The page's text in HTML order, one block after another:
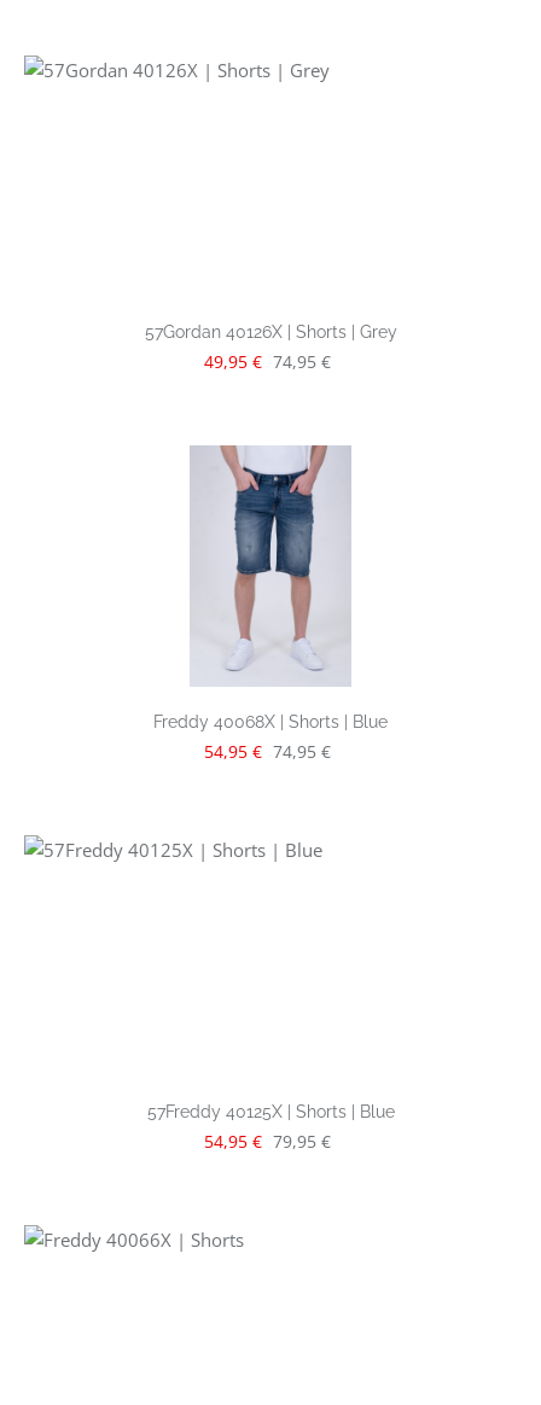
57Gordan 40126X | Shorts | Grey
Verkaufspreis:
49,95 € Regulärer Preis:
74,95 €
Freddy 40068X | Shorts | Blue
Verkaufspreis:
54,95 € Regulärer Preis:
74,95 €
57Freddy 40125X | Shorts | Blue
Verkaufspreis:
54,95 € Regulärer Preis:
79,95 €